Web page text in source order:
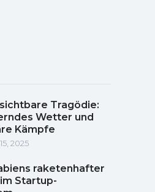
Tragödie:
Wetter und
Kämpfe
2025
raketenhafter
Startup-